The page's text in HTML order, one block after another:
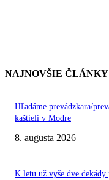
NAJNOVŠIE ČLÁNKY
Hľadáme prevádzkara/
kaštieli v Modre
8. augusta 2026
K letu už vyše dve